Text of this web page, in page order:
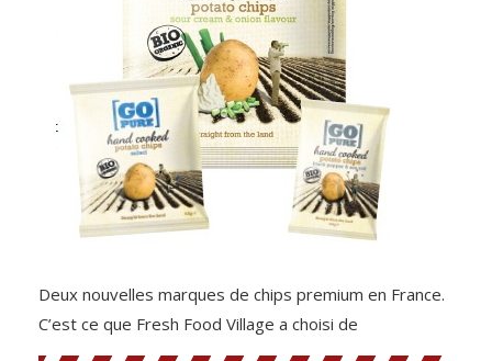
Deux nouvelles marques de chips premium en France.
C’est ce que Fresh Food Village a choisi de